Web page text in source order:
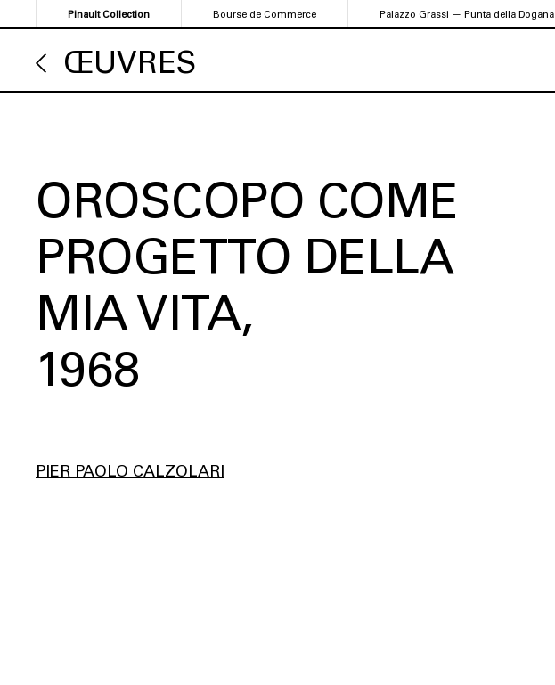
au
contenu
principal
Pinault Collection Bourse de Commerce Palazzo Grassi — Punta della Dogana
ŒUVRES
OROSCOPO COME
PROGETTO DELLA
MIA VITA
1968
PIER PAOLO CALZOLARI